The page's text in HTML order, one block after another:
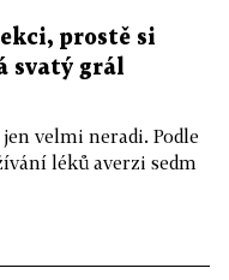
prostě si
svatý grál
velmi neradi. Podle
léků averzi sedm